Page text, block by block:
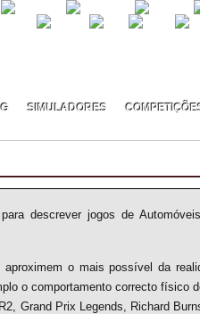
SIMULADORES
descrever jogos de
o mais possível da
o comportamento correcto físico
Grand Prix Legends, Richard